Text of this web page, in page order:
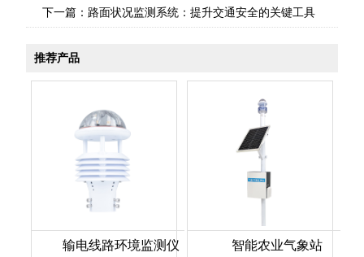
下一篇： 路面状况监测系统：提升交通安全的关键工具
推荐产品
输电线路环境监测仪 智能农业气象站